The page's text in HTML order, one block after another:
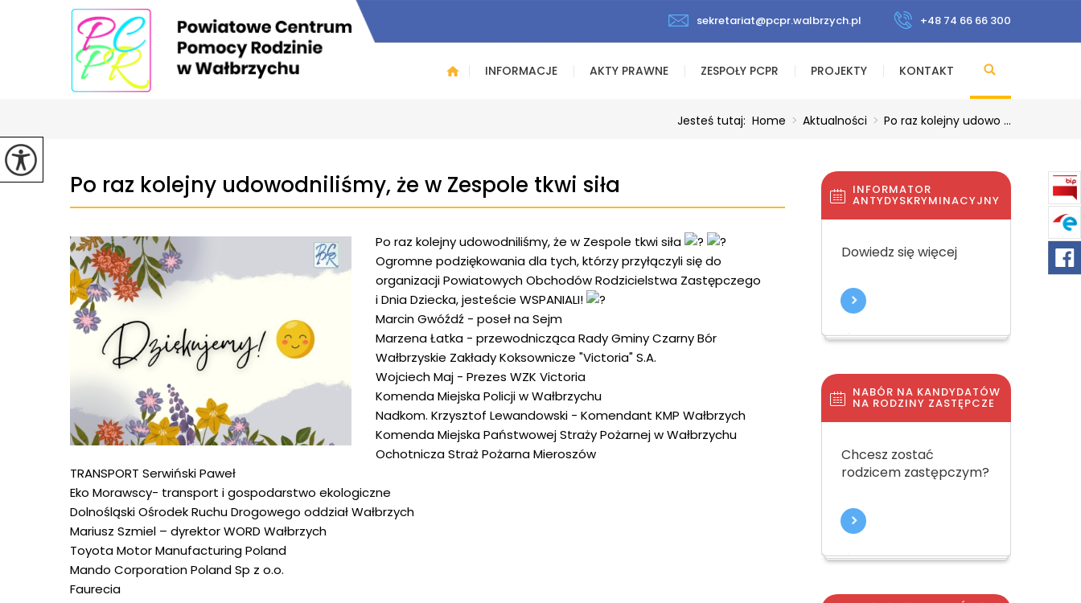
sekretariat@pcpr.walbrzych.pl +48 74 66 66 300
INFORMACJE AKTY PRAWNE ZESPOŁY PCPR PROJEKTY KONTAKT
Jesteś tutaj: Home > Aktualności > Po raz kolejny udowo ...
Po raz kolejny udowodniliśmy, że w Zespole tkwi siła
Po raz kolejny udowodniliśmy, że w Zespole tkwi siła
Ogromne podziękowania dla tych, którzy przyłączyli się do
organizacji Powiatowych Obchodów Rodzicielstwa Zastępczego
i Dnia Dziecka, jesteście WSPANIALI!
Marcin Gwóźdź - poseł na Sejm
Marzena Łatka - przewodnicząca Rady Gminy Czarny Bór
Wałbrzyskie Zakłady Koksownicze "Victoria" S.A.
Wojciech Maj - Prezes WZK Victoria
Komenda Miejska Policji w Wałbrzychu
Nadkom. Krzysztof Lewandowski - Komendant KMP Wałbrzych
Komenda Miejska Państwowej Straży Pożarnej w Wałbrzychu
Ochotnicza Straż Pożarna Mieroszów
TRANSPORT Serwiński Paweł
Eko Morawscy- transport i gospodarstwo ekologiczne
Dolnośląski Ośrodek Ruchu Drogowego oddział Wałbrzych
Mariusz Szmiel – dyrektor WORD Wałbrzych
Toyota Motor Manufacturing Poland
Mando Corporation Poland Sp z o.o.
Faurecia
INFORMATOR
ANTYDYSKRYMINACYJNY
Dowiedz się więcej
NABÓR NA KANDYDATÓW
NA RODZINY ZASTĘPCZE
Chcesz zostać
rodzicem zastępczym?